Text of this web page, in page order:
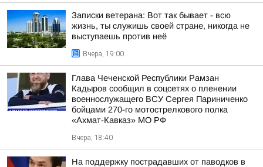
Записки ветерана: Вот так бывает - всю
жизнь, ты служишь своей стране, никогда не
выступаешь против неё
Вчера, 19:00
Глава Чеченской Республики Рамзан
Кадыров сообщил в соцсетях о пленении
военнослужащего ВСУ Сергея Париниченко
бойцами 270-го мотострелкового полка
«Ахмат-Кавказ» МО РФ
Вчера, 18:40
На поддержку пострадавших от паводков в